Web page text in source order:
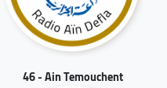
46 - Ain Temouchent